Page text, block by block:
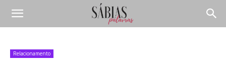
Relacionamento